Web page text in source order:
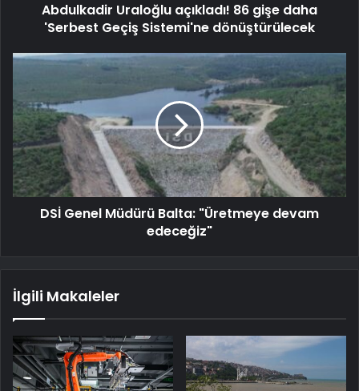
Abdulkadir Uraloğlu açıkladı! 86 gişe daha
'Serbest Geçiş Sistemi'ne dönüştürülecek
DSİ Genel Müdürü Balta: "Üretmeye devam
edeceğiz"
İlgili Makaleler